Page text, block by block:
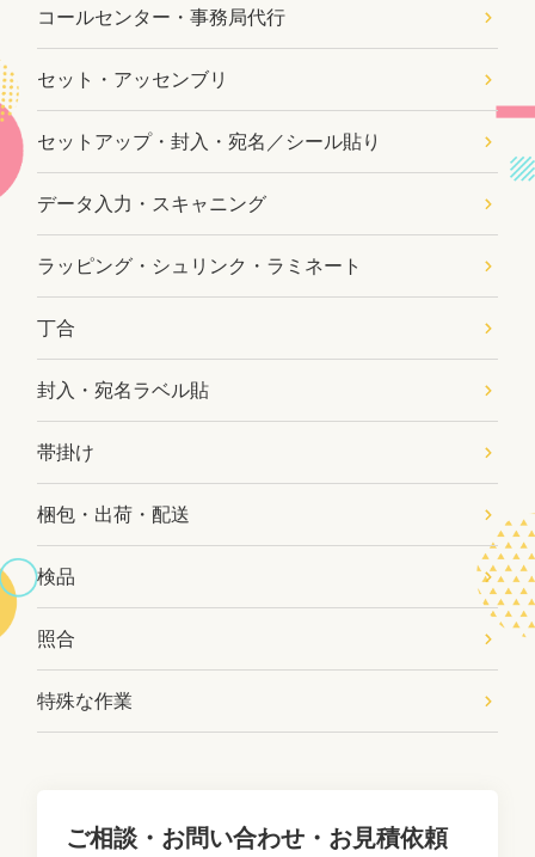
コールセンター・事務局代行
セット・アッセンブリ
セットアップ・封入・宛名／シール貼り
データ入力・スキャニング
ラッピング・シュリンク・ラミネート
丁合
封入・宛名ラベル貼
帯掛け
梱包・出荷・配送
検品
照合
特殊な作業
ご相談・お問い合わせ・お見積依頼